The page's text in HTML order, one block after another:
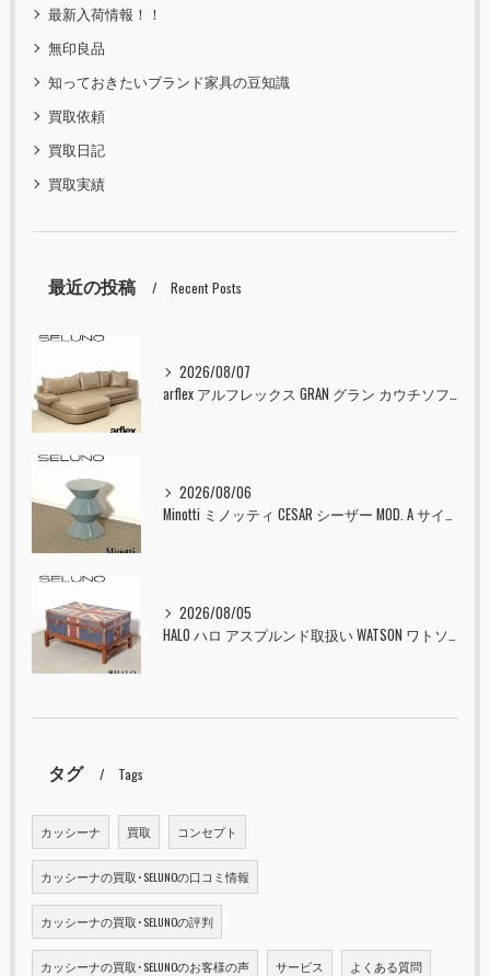
最新入荷情報！！
無印良品
知っておきたいブランド家具の豆知識
買取依頼
買取日記
買取実績
最近の投稿 Recent Posts
2026/08/07
2026/08/06
2026/08/05
タグ Tags
カッシーナ 買取 コンセプト
カッシーナの買取･SELUNOの口コミ情報
カッシーナの買取･SELUNOの評判
カッシーナの買取･SELUNOのお客様の声 サービス よくある質問